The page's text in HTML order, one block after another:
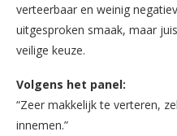
verteerbaar en weinig
uitgesproken smaak, maar
veilige keuze.
Volgens het panel:
“Zeer makkelijk te verteren,
innemen.”